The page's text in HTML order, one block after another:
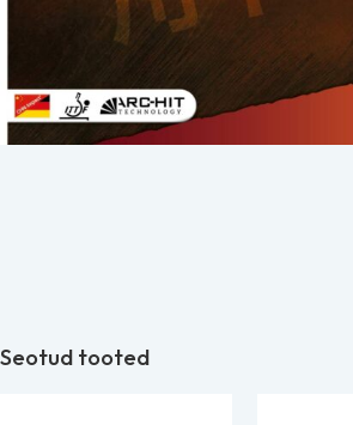
Seotud tooted